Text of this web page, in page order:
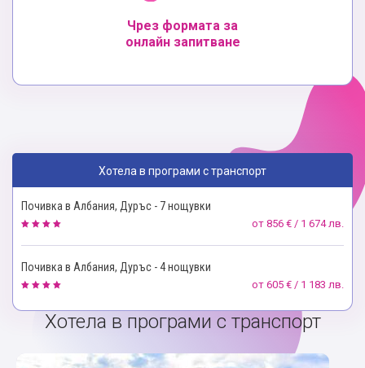
Чрез формата за
онлайн запитване
Хотела в програми с транспорт
Почивка в Албания, Дуръс - 7 нощувки
от 856 € / 1 674 лв.
Почивка в Албания, Дуръс - 4 нощувки
от 605 € / 1 183 лв.
Хотела в програми с транспорт